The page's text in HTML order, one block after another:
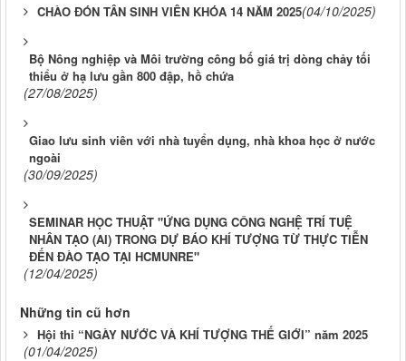
CHÀO ĐÓN TÂN SINH VIÊN KHÓA 14 NĂM 2025(04/10/2025)
Bộ Nông nghiệp và Môi trường công bố giá trị dòng chảy tối
thiểu ở hạ lưu gần 800 đập, hồ chứa
(27/08/2025)
Giao lưu sinh viên với nhà tuyển dụng, nhà khoa học ở nước
ngoài
(30/09/2025)
SEMINAR HỌC THUẬT "ỨNG DỤNG CÔNG NGHỆ TRÍ TUỆ
NHÂN TẠO (AI) TRONG DỰ BÁO KHÍ TƯỢNG TỪ THỰC TIỄN
ĐẾN ĐÀO TẠO TẠI HCMUNRE"
(12/04/2025)
Những tin cũ hơn
Hội thi “NGÀY NƯỚC VÀ KHÍ TƯỢNG THẾ GIỚI” năm 2025
(01/04/2025)